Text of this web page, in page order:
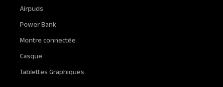
Airpuds
Power Bank
Montre connectée
Casque
Tablettes Graphiques